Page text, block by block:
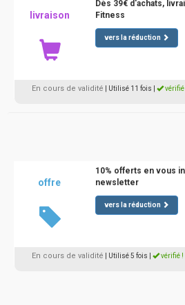
livraison
Dès 39€ d'achats,
Fitness
vers la réduction
En cours de validité | Utilisé 11 fois vérifié
offre
10% offerts en vous
newsletter
vers la réduction
En cours de validité | Utilisé 5 fois vérifié !